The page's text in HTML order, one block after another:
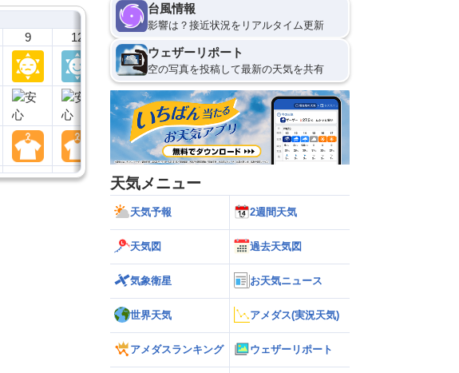
9 12
台風情報
影響は？接近状況をリアルタイム更新
ウェザーリポート
空の写真を投稿して最新の天気を共有
天気メニュー
天気予報 2週間天気
天気図 過去天気図
気象衛星 お天気ニュース
世界天気 アメダス(実況天気)
アメダスランキング ウェザーリポート